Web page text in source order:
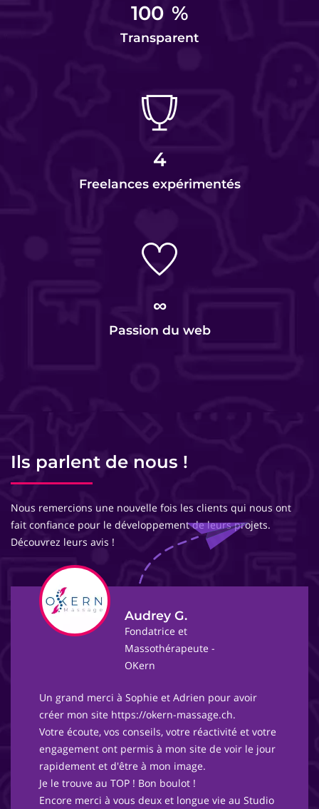
100 %
Transparent
4
Freelances expérimentés
∞
Passion du web
Ils parlent de nous !
Nous remercions une nouvelle fois les clients qui nous ont
fait confiance pour le développement de leurs projets.
Découvrez leurs avis !
Audrey G.
Fondatrice et
Massothérapeute -
OKern
Un grand merci à Sophie et Adrien pour avoir
créer mon site https://okern-massage.ch.
Votre écoute, vos conseils, votre réactivité et votre
engagement ont permis à mon site de voir le jour
rapidement et d'être à mon image.
Je le trouve au TOP ! Bon boulot !
Encore merci à vous deux et longue vie au Studio